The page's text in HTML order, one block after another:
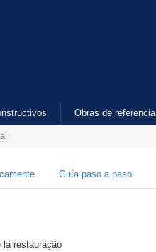
Obras de referencia
Guía paso a paso
la restauração